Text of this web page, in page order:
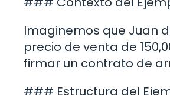
Imaginemos que Juan
precio de venta de
firmar un contrato de
### Estructura del